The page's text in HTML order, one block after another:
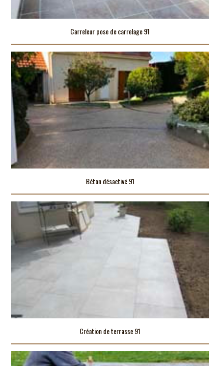
Carreleur pose de carrelage 91
Béton désactivé 91
Création de terrasse 91